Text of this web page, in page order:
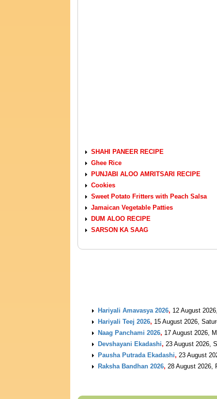
SHAHI PANEER RECIPE
Ghee Rice
PUNJABI ALOO AMRITSARI RECIPE
Cookies
Sweet Potato Fritters with Peach Salsa
Jamaican Vegetable Patties
DUM ALOO RECIPE
SARSON KA SAAG
Hariyali Amavasya 2026, 12 August
Hariyali Teej 2026, 15 August 2026,
Naag Panchami 2026, 17 August 2026,
Devshayani Ekadashi, 23 August 2026,
Pausha Putrada Ekadashi, 23 August
Raksha Bandhan 2026, 28 August 2026,